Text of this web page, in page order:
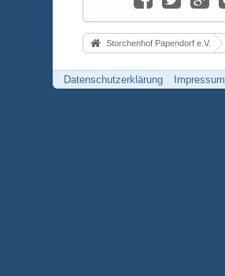
Storchenhof Papendorf e.V.
Datenschutzerklärung Impressum